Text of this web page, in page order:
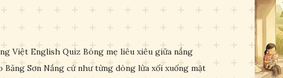
Việt English Quiz Bóng mẹ liêu xiêu giữa nắng
Sơn Nắng cứ như từng dòng lửa xối xuống mặt